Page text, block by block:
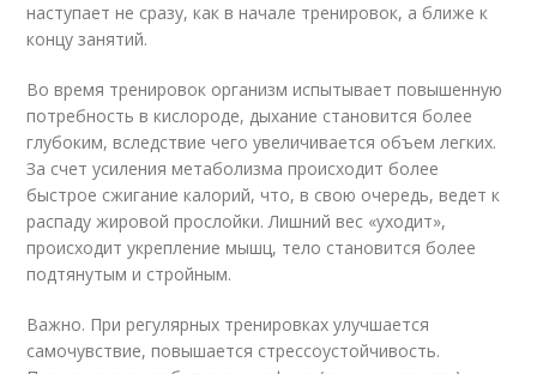
наступает не сразу, как в начале тренировок, а ближе к
концу занятий.
Во время тренировок организм испытывает повышенную
потребность в кислороде, дыхание становится более
глубоким, вследствие чего увеличивается объем легких.
За счет усиления метаболизма происходит более
быстрое сжигание калорий, что, в свою очередь, ведет к
распаду жировой прослойки. Лишний вес «уходит»,
происходит укрепление мышц, тело становится более
подтянутым и стройным.
Важно. При регулярных тренировках улучшается
самочувствие, повышается стрессоустойчивость.